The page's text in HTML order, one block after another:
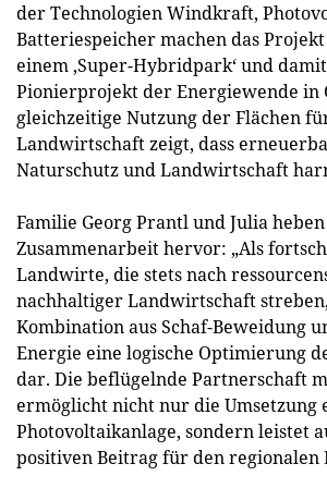
der Technologien Windkraft,
Batteriespeicher machen das
einem ‚Super-Hybridpark‘ und
Pionierprojekt der Energiewende in
gleichzeitige Nutzung der Flächen
Landwirtschaft zeigt, dass
Naturschutz und Landwirtschaft
Familie Georg Prantl und Julia
Zusammenarbeit hervor: „Als
Landwirte, die stets nach
nachhaltiger Landwirtschaft
Kombination aus Schaf-Beweidung
Energie eine logische Optimierung
dar. Die beflügelnde Partnerschaft
ermöglicht nicht nur die Umsetzung
Photovoltaikanlage, sondern leistet
positiven Beitrag für den regionalen